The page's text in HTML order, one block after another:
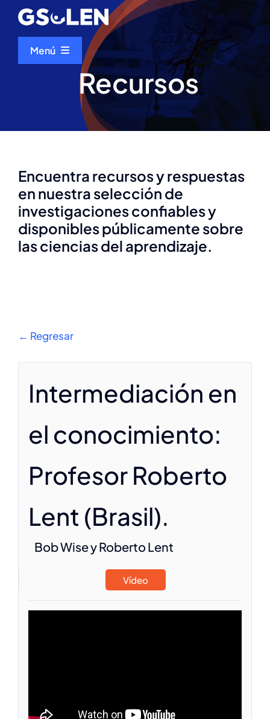
Menú
Quiénes somos
Recursos
Talento Científico del mes
Spanish
Recursos
Encuentra recursos y respuestas
en nuestra selección de
investigaciones confiables y
disponibles públicamente sobre
las ciencias del aprendizaje.
← Regresar
Intermediación en
el conocimiento:
Profesor Roberto
Lent (Brasil).
Bob Wise y Roberto Lent
Vídeo